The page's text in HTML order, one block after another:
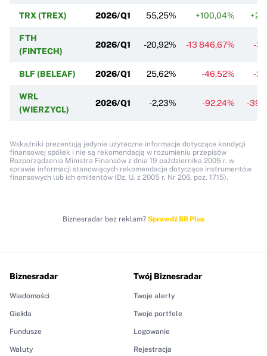
TRX (TREX) 2026/Q1 55,25% +100,04%
FTH
(FINTECH)
2026/Q1 -20,92% -13 846,67% -
BLF (BELEAF) 2026/Q1 25,62% -46,52% -
WRL
(WIERZYCL)
2026/Q1 -2,23% -92,24% -
Wskaźniki prezentują jedynie użyteczne informacje dotyczące kondycji
finansowej spółek i nie są rekomendacją w rozumieniu przepisów
Rozporządzenia Ministra Finansów z dnia 19 października 2005 r. w
sprawie informacji stanowiących rekomendacje dotyczące instrumentów
finansowych lub ich emitentów (Dz. U. z 2005 r. Nr 206, poz. 1715).
Biznesradar bez reklam? Sprawdź BR Plus
Biznesradar
Wiadomości
Giełda
Fundusze
Waluty
Twój Biznesradar
Twoje alerty
Twoje portfele
Logowanie
Rejestracja